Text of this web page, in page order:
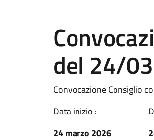
del 24/
Convocazione Consiglio
Data inizio :
24 marzo 2026